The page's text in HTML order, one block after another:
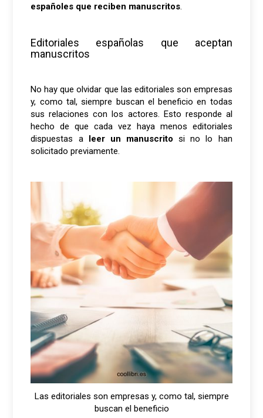
españoles que reciben manuscritos.
Editoriales españolas que aceptan
manuscritos
No hay que olvidar que las editoriales son empresas
y, como tal, siempre buscan el beneficio en todas
sus relaciones con los actores. Esto responde al
hecho de que cada vez haya menos editoriales
dispuestas a leer un manuscrito si no lo han
solicitado previamente.
Las editoriales son empresas y, como tal, siempre
buscan el beneficio